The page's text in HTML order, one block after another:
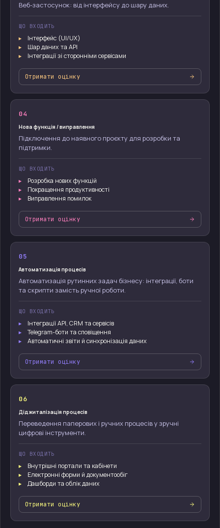
Веб-застосунок: від інтерфейсу до шару даних.
ЩО ВХОДИТЬ
Інтерфейс (UI/UX)
Шар даних та API
Інтеграції зі сторонніми сервісами
Отримати оцінку
04
Нова функція / виправлення
Підключення до наявного проєкту для розробки та
підтримки.
ЩО ВХОДИТЬ
Розробка нових функцій
Покращення продуктивності
Виправлення помилок
Отримати оцінку
05
Автоматизація процесів
Автоматизація рутинних задач бізнесу: інтеграції, боти
та скрипти замість ручної роботи.
ЩО ВХОДИТЬ
Інтеграції API, CRM та сервісів
Telegram-боти та сповіщення
Автоматичні звіти й синхронізація даних
Отримати оцінку
06
Діджиталізація процесів
Переведення паперових і ручних процесів у зручні
цифрові інструменти.
ЩО ВХОДИТЬ
Внутрішні портали та кабінети
Електронні форми й документообіг
Дашборди та облік даних
Отримати оцінку